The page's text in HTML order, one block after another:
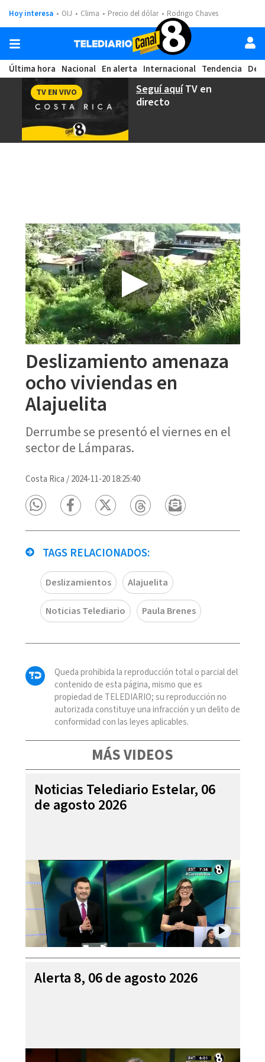
Hoy interesa OIJ Clima Precio del dólar Rodrigo Chaves
Última hora Nacional En alerta Internacional Tendencia
Seguí aquíTV en
directo
TV EN VIVO
Deslizamiento amenaza
ocho viviendas en
Alajuelita
Derrumbe se presentó el viernes en el
sector de Lámparas.
Costa Rica /2024-11-20 18:25:40
TAGS RELACIONADOS:
Deslizamientos Alajuelita
Noticias Telediario Paula Brenes
Queda prohibida la reproducción total o parcial del
contenido de esta página, mismo que es
propiedad de TELEDIARIO; su reproducción no
autorizada constituye una infracción y un delito de
conformidad con las leyes aplicables.
MÁS VIDEOS
Noticias Telediario Estelar, 06
de agosto 2026
Alerta 8, 06 de agosto 2026